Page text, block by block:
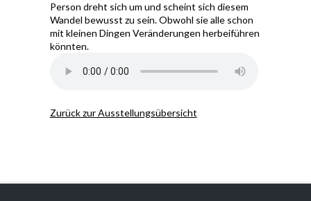
Person dreht sich um und scheint sich diesem
Wandel bewusst zu sein. Obwohl sie alle schon
mit kleinen Dingen Veränderungen herbeiführen
könnten.
Zurück zur Ausstellungsübersicht